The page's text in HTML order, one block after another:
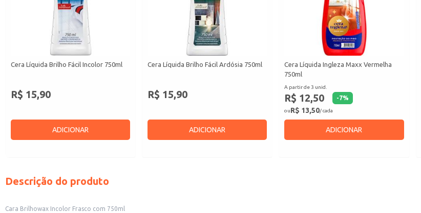
Cera Líquida Brilho Fácil Incolor 750ml
R$ 15,90
ADICIONAR
Cera Líquida Brilho Fácil Ardósia 750ml
R$ 15,90
ADICIONAR
Cera Líquida Ingleza Maxx Vermelha
750ml
A partir de 3 unid.
R$ 12,50 -7%
ouR$ 13,50/ cada
ADICIONAR
Descrição do produto
Cara Brilhowax Incolor Frasco com 750ml